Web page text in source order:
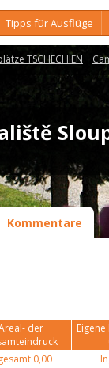
Tipps für Ausflüge
TSCHECHIEN
Kommentare
der
0,00